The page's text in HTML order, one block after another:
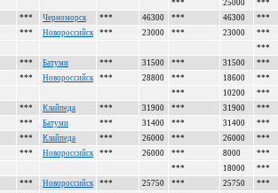
***
25000
***
*** Черноморск *** 46300 *** 46300
***
*** Новороссийск *** 23000 *** 23000
***
***
*** Батуми *** 31500 *** 31500
***
*** Новороссийск *** 28800 *** 18600
***
***
10200
***
*** Клайпеда *** 31900 *** 31900
***
*** Батуми *** 31400 *** 31400
***
*** Клайпеда *** 26000 *** 26000
***
*** Новороссийск *** 26000 *** 8000
***
***
18000
***
*** Новороссийск *** 25750 *** 25750
***